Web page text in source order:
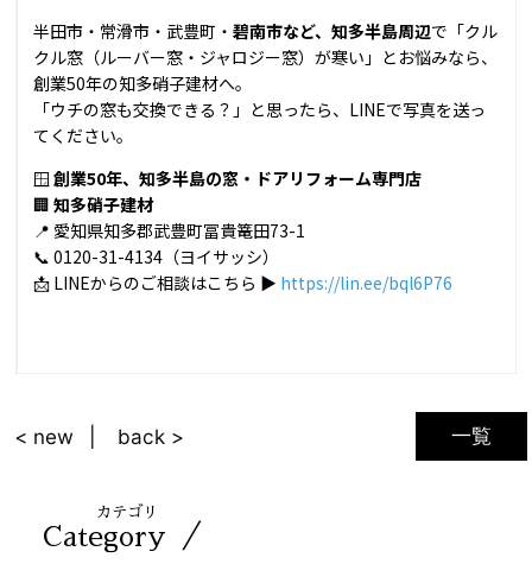
半田市・常滑市・武豊町・ 碧南市など、知多半島周辺で「クル
クル窓（ルーバー窓・ジャロジー窓）が寒い」とお悩みなら、
創業50年の知多硝子建材へ。
「ウチの窓も交換できる？」と思ったら、LINEで写真を送っ
てください。
🪟 創業50年、知多半島の窓・ドアリフォーム専門店
🏢 知多硝子建材
📍 愛知県知多郡武豊町冨貴篭田73-1
📞 0120-31-4134（ヨイサッシ）
📩 LINEからのご相談はこちら ▶ https://lin.ee/bql6P76
一覧
< new back >
カテゴリ
Category ／